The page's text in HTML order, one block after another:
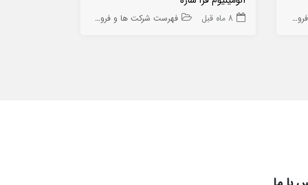
ها 8 ماه قبل فهرست شرکت ها و فروشگاه ها